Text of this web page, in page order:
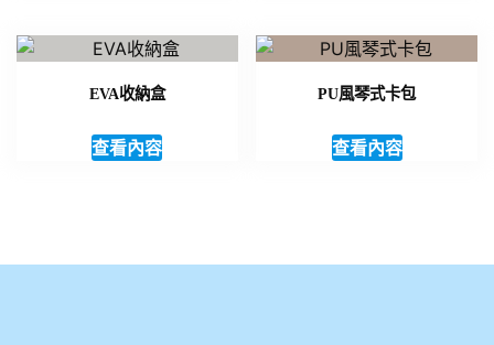
EVA收納盒
查看內容
PU風琴式卡包
查看內容